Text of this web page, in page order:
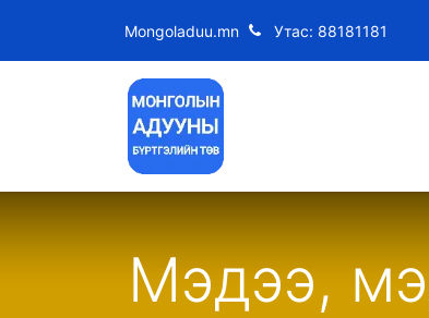
Mongoladuu.mn Утас: 88181181
Мэдээ,